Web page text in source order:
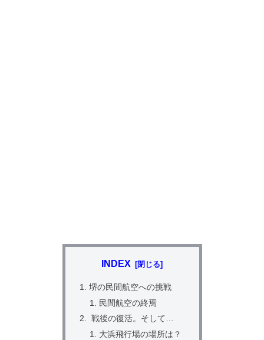
INDEX
堺の民間航空への挑戦
民間航空の終焉
戦後の復活。そして…
大浜飛行場の場所は？